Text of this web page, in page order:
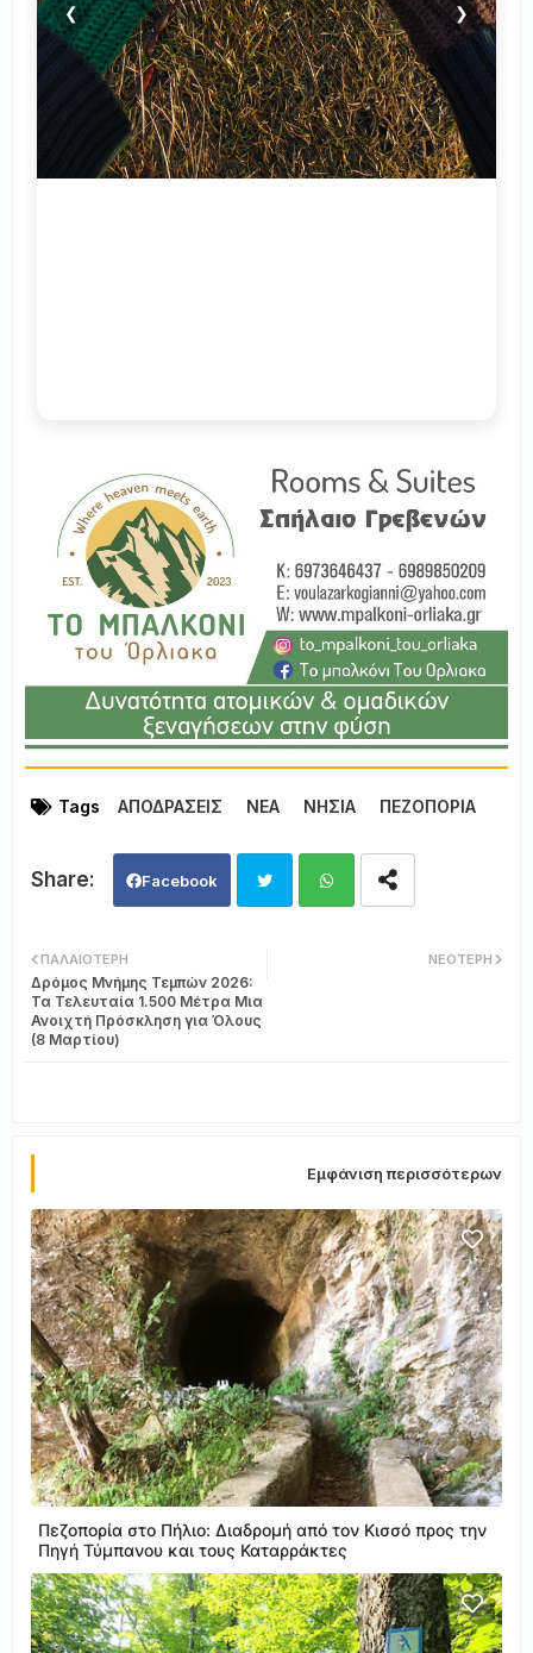
❮ ❯
Tags ΑΠΟΔΡΑΣΕΙΣ ΝΕΑ ΝΗΣΙΑ ΠΕΖΟΠΟΡΙΑ
Facebook
ΝΕΌΤΕΡΗ
ΠΑΛΑΙΌΤΕΡΗ
Δρόμος Μνήμης Τεμπών 2026:
Τα Τελευταία 1.500 Μέτρα Μια
Ανοιχτή Πρόσκληση για Όλους
(8 Μαρτίου)
Εμφάνιση περισσότερων
Πεζοπορία στο Πήλιο: Διαδρομή από τον Κισσό προς την
Πηγή Τύμπανου και τους Καταρράκτες